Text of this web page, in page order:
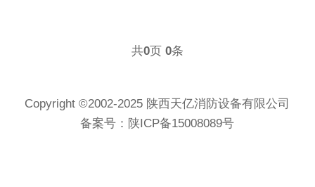
共0页 0条
Copyright ©2002-2025 陕西天亿消防设备有限公司
备案号： 陕ICP备15008089号